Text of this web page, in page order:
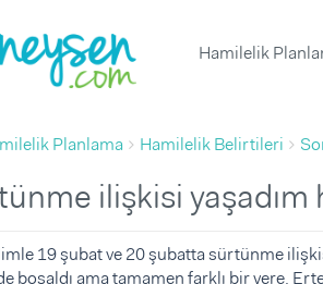
Hamilelik
Hamileliğe Hazırlık
Doğurganlık (Fertilite)
Ovülasyon (Yumurtlama
Hamilelik Belirtileri
Gebelik Hesaplama
Beslenme
Günlük Yaşam
Bebek Sağlığı ve Hastalıkları
Bebek Beslenmesi
Bebek Gelişimi
Bebek Bakımı
Çocuk Sağlığı ve
Çocuk Beslenmesi
Çocuk Gelişimi
Davranış
1 Yaş Doğum Günü Butik
Yenidoğan ve Bebek
Diş Buğdayı ve 1 Yaş Doğum Günü
Baby Shower Partisi Mekanı
Planlama Hamilelik Belirtileri
ilişkisi yaşadım
19 şubat ve 20 şubatta sürtünme
boşaldı ama tamamen farklı bir yere.